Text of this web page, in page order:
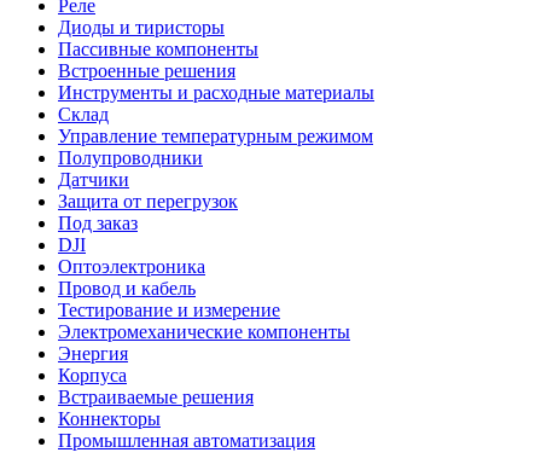
Реле
Диоды и тиристоры
Пассивные компоненты
Встроенные решения
Инструменты и расходные материалы
Склад
Управление температурным режимом
Полупроводники
Датчики
Защита от перегрузок
Под заказ
DJI
Оптоэлектроника
Провод и кабель
Тестирование и измерение
Электромеханические компоненты
Энергия
Корпуса
Встраиваемые решения
Коннекторы
Промышленная автоматизация